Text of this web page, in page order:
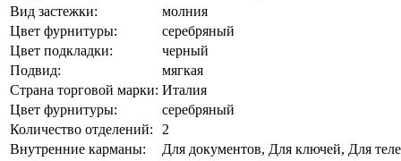
Вид застежки:
молния
Цвет фурнитуры:
серебряный
Цвет подкладки:
черный
Подвид:
мягкая
Страна торговой марки: Италия
Цвет фурнитуры:
серебряный
Количество отделений:
2
Внутренние карманы:
Для документов, Для ключей, Для